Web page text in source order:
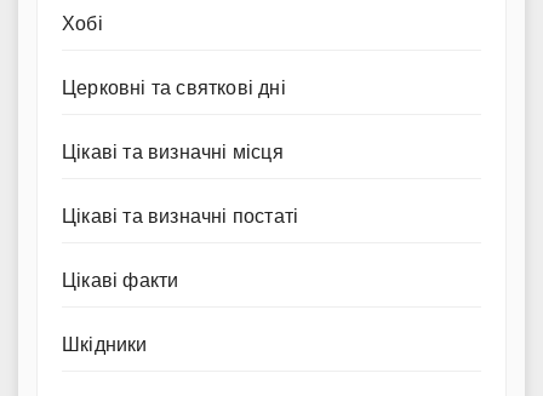
Хобі
Церковні та святкові дні
Цікаві та визначні місця
Цікаві та визначні постаті
Цікаві факти
Шкідники